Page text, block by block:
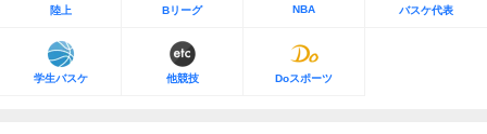
陸上 Bリーグ NBA バスケ代表
学生バスケ 他競技 Doスポーツ